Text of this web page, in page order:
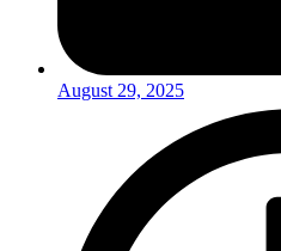
August 29, 2025